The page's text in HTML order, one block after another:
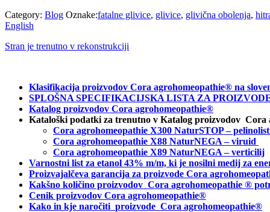
Category: Blog Oznake:fatalne glivice, glivice, glivična obolenja,
English
Stran je trenutno v rekonstrukciji
Klasifikacija proizvodov Cora agrohomeopathie® na
SPLOŠNA SPECIFIKACIJSKA LISTA ZA
Katalog proizvodov Cora agrohomeopathie®
Kataloški podatki za trenutno v Katalog proizvodov Cora
Cora agrohomeopathie X300 NaturSTOP –
Cora agrohomeopathie X88 NaturNEGA – viruid
Cora agrohomeopathie X89 NaturNEGA – verticilij
Varnostni list za etanol 43% m/m, ki je nosilni medij za
Proizvajalčeva garancija za proizvode Cora
Kakšno količino proizvodov Cora agrohomeopathie ®
Cenik proizvodov Cora agrohomeopathie®
Kako in kje naročiti proizvode Cora agrohomeopathie®